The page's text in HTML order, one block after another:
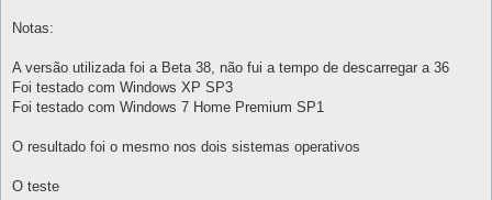
Notas:
A versão utilizada foi a Beta 38, não fui a tempo de descarregar a 36
Foi testado com Windows XP SP3
Foi testado com Windows 7 Home Premium SP1
O resultado foi o mesmo nos dois sistemas operativos
O teste